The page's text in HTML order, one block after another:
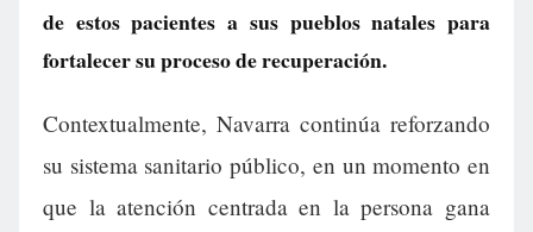
de estos pacientes a sus pueblos natales para
fortalecer su proceso de recuperación.
Contextualmente, Navarra continúa reforzando
su sistema sanitario público, en un momento en
que la atención centrada en la persona gana